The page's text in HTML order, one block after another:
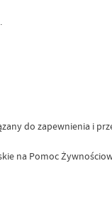
do zapewnienia
na Pomoc